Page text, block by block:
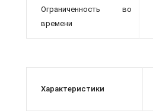
Ограниченность во
времени
Характеристики